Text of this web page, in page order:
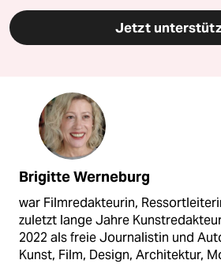
Jetzt
Brigitte Werneburg
war Filmredakteurin,
zuletzt lange Jahre
2022 als freie Journalistin und
Kunst, Film, Design, Architektur,